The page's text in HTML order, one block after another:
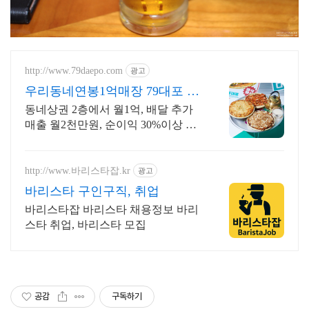
http://www.79daepo.com 광고
우리동네연봉1억매장 79대포 투
자대비 수익 극대화
동네상권 2층에서 월1억, 배달 추가
매출 월2천만원, 순이익 30%이상 가
http://www.바리스타잡.kr 광고
바리스타 구인구직, 취업
바리스타잡 바리스타 채용정보 바리
스타 취업, 바리스타 모집
공감 구독하기